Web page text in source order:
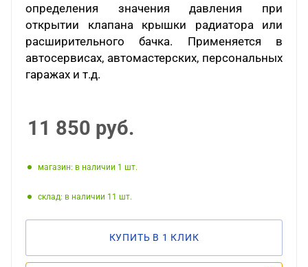
определения значения давления при
открытии клапана крышки радиатора или
расширительного бачка. Применяется в
автосервисах, автомастерских, персональных
гаражах и т.д.
11 850 руб.
Магазин: в наличии 1
Склад: в наличии 11
КУПИТЬ В 1 КЛИК